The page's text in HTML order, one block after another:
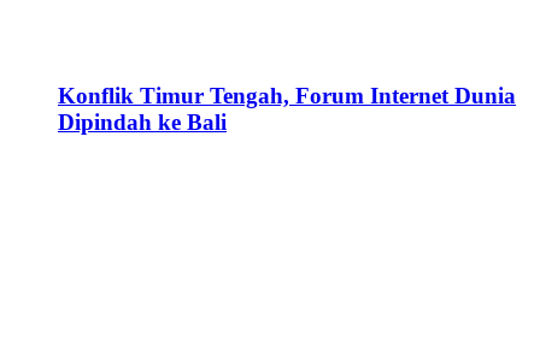
Konflik Timur Tengah, Forum Internet Dunia
Dipindah ke Bali